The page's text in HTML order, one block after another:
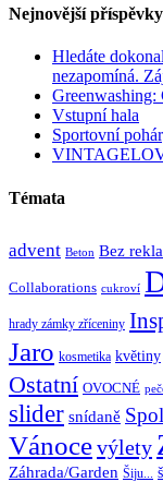
Nejnovější příspěvky
Hledáte
nezapomíná.
Greenwashing:
Vstupní hala
Sportovní
Témata
advent Beton Bez
Collaborations cukroví
hrady zámky zříceniny
Jaro kosmetika květiny
Ostatní OVOCNÉ
slider snídaně
Vánocevýlety
Záhrada/Garden Šiju...